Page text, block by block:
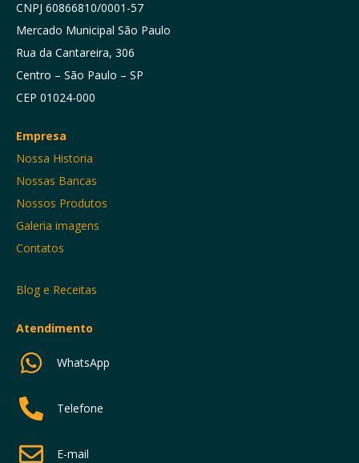
CNPJ 60866810/0001-57
Mercado Municipal São Paulo
Rua da Cantareira, 306
Centro – São Paulo – SP
CEP 01024-000
Empresa
Nossa Historia
Nossas Bancas
Nossos Produtos
Galeria imagens
Contatos
Blog e Receitas
Atendimento
WhatsApp
Telefone
E-mail